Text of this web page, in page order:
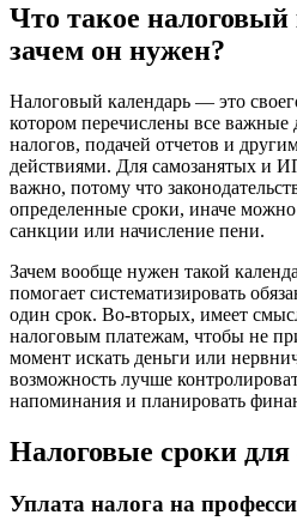
Что такое налоговый
зачем он нужен?
Налоговый календарь — это
котором перечислены все важные
налогов, подачей отчетов и
действиями. Для самозанятых и
важно, потому что
определенные сроки, иначе
санкции или начисление пени.
Зачем вообще нужен такой
помогает систематизировать
один срок. Во-вторых, имеет
налоговым платежам, чтобы не
момент искать деньги или
возможность лучше
напоминания и планировать
Налоговые сроки
Уплата налога на